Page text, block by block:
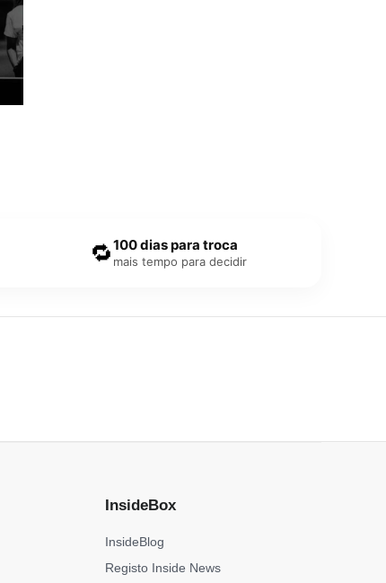
🔁100 dias para troca
mais tempo para decidir
InsideBox
InsideBlog
Registo Inside News